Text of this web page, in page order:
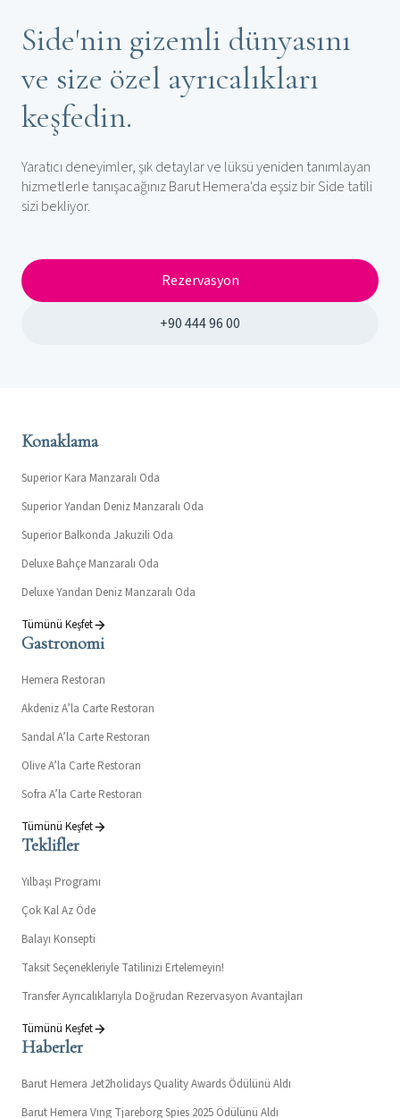
Side'nin gizemli dünyasını
ve size özel ayrıcalıkları
keşfedin.
Yaratıcı deneyimler, şık detaylar ve lüksü yeniden tanımlayan
hizmetlerle tanışacağınız Barut Hemera'da eşsiz bir Side tatili
sizi bekliyor.
Rezervasyon
+90 444 96 00
Konaklama
Superior Kara Manzaralı Oda
Superior Yandan Deniz Manzaralı Oda
Superior Balkonda Jakuzili Oda
Deluxe Bahçe Manzaralı Oda
Deluxe Yandan Deniz Manzaralı Oda
Tümünü Keşfet
Gastronomi
Hemera Restoran
Akdeniz A’la Carte Restoran
Sandal A’la Carte Restoran
Olive A’la Carte Restoran
Sofra A’la Carte Restoran
Tümünü Keşfet
Teklifler
Yılbaşı Programı
Çok Kal Az Öde
Balayı Konsepti
Taksit Seçenekleriyle Tatilinizi Ertelemeyin!
Transfer Ayrıcalıklarıyla Doğrudan Rezervasyon Avantajları
Tümünü Keşfet
Haberler
Barut Hemera Jet2holidays Quality Awards Ödülünü Aldı
Barut Hemera Vıng Tjareborg Spies 2025 Ödülünü Aldı